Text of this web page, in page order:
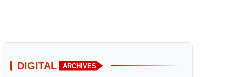
DIGITAL ARCHIVES